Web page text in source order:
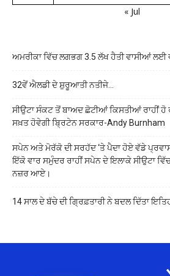
« Jul
ਅਮਰੀਕਾ ਵਿੱਚ ਲਗਭਗ 3.5 ਲੱਖ ਹੈਤੀ ਵਾਸੀਆਂ ਲਈ
32ਵੇਂ ਐਲਡੀ ਦੇ ਸ਼ੁਰੂਆਤੀ ਨਤੀਜੇ…
ਸੀਉਟਾ ਸੰਕਟ ਤੋਂ ਬਾਅਦ ਛੋਟੀਆਂ ਕਿਸਤੀਆਂ ਰਾਹੀਂ ਹੋ
ਸਖ਼ਤ ਹੋਵੇਗੀ ਬ੍ਰਿਟੇਨ ਸਰਕਾਰ-Andy Burnham
ਸਪੇਨ ਅਤੇ ਮੋਰੱਕੋ ਦੀ ਸਰਹੱਦ ‘ਤੇ ਪੈਦਾ ਹੋਏ ਵੱਡੇ
ਇੱਕੋ ਵਾਰ ਸਮੁੰਦਰ ਰਾਹੀਂ ਸਪੇਨ ਦੇ ਇਲਾਕੇ ਸੀਉਟਾ
ਨਜ਼ਰ ਆਏ।
14 ਸਾਲ ਦੇ ਬੱਚੇ ਦੀ ਗ੍ਰਿਫ਼ਤਾਰੀ ਨੇ ਬਦਲ ਦਿੱਤਾ